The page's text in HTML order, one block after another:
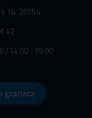
14, 20154
42
/ 14.00 - 19.00
gratuita